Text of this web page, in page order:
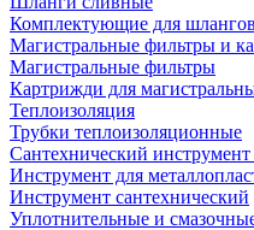
Комплектующие для шлангов
Магистральные фильтры и
Магистральные фильтры
Картрижди для
Теплоизоляция
Трубки теплоизоляционные
Сантехнический
Инструмент для
Инструмент сантехнический
Уплотнительные и